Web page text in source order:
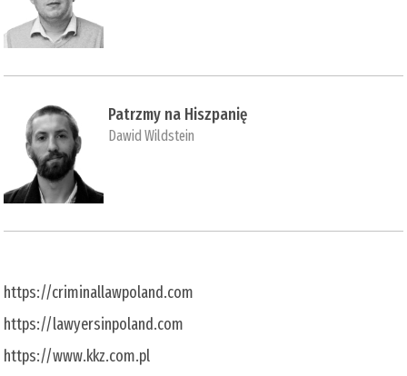
Patrzmy na Hiszpanię
Dawid Wildstein
https://criminallawpoland.com
https://lawyersinpoland.com
https://www.kkz.com.pl